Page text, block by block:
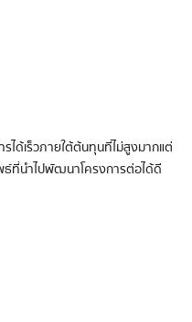
ได้เร็ว ภายใต้ต้นทุนที่ไม่สูงมาก แต่
ธ์ที่นำไปพัฒนาโครงการต่อได้ดี